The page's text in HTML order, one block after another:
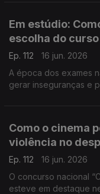
Em estúdio:
escolha do curso
Ep. 112
16 jun. 2026
A época dos exames
gerar inseguranças e
Como o cinema
violência no
Ep. 112
16 jun. 2026
O concurso nacional
esteve em destaque